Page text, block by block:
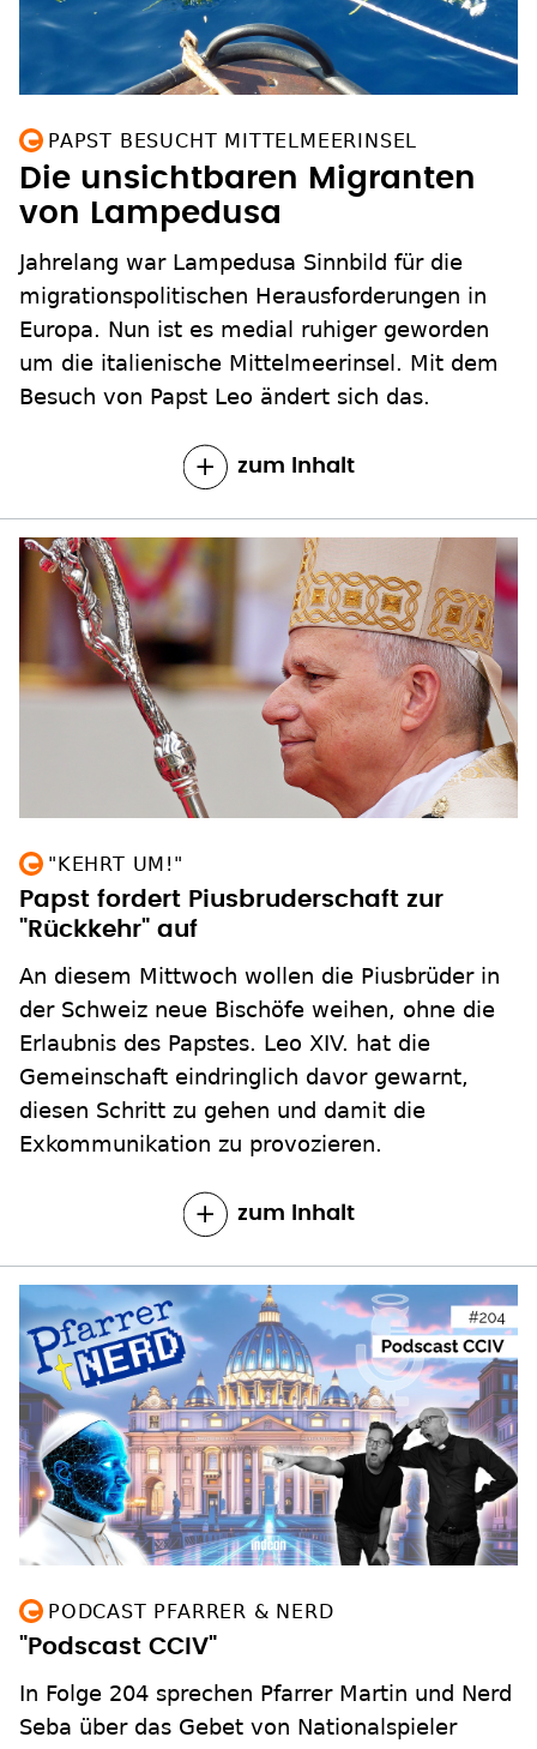
PAPST BESUCHT MITTELMEERINSEL
Die unsichtbaren Migranten
von Lampedusa
Jahrelang war Lampedusa Sinnbild für die
migrationspolitischen Herausforderungen in
Europa. Nun ist es medial ruhiger geworden
um die italienische Mittelmeerinsel. Mit dem
Besuch von Papst Leo ändert sich das.
zum Inhalt
"KEHRT UM!"
Papst fordert Piusbruderschaft zur
"Rückkehr" auf
An diesem Mittwoch wollen die Piusbrüder in
der Schweiz neue Bischöfe weihen, ohne die
Erlaubnis des Papstes. Leo XIV. hat die
Gemeinschaft eindringlich davor gewarnt,
diesen Schritt zu gehen und damit die
Exkommunikation zu provozieren.
zum Inhalt
PODCAST PFARRER & NERD
"Podscast CCIV"
In Folge 204 sprechen Pfarrer Martin und Nerd
Seba über das Gebet von Nationalspieler